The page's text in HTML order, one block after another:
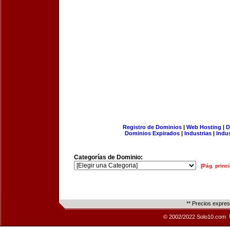
Registro de Dominios| Web Hosting |
Dominios Expirados | Industrias |
Categorías de Dominio:
[Pág.
** Precios
© 2002/2022 Solo10.com